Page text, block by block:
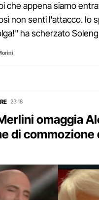
che appena siamo
non senti l'attacco. Io
ha scherzato
23:18
omaggia
di commozione